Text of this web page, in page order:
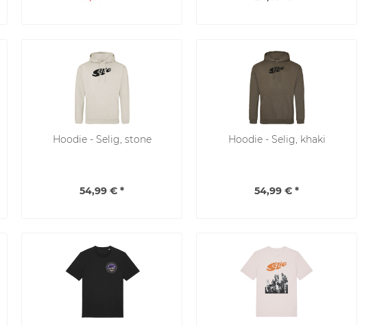
Hoodie - Selig, stone
54,99 € *
Hoodie - Selig, khaki
54,99 € *